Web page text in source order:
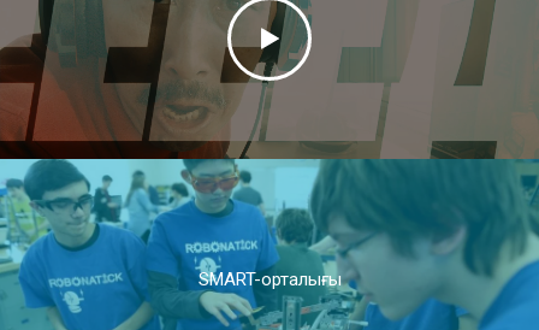
SMART-орталығы